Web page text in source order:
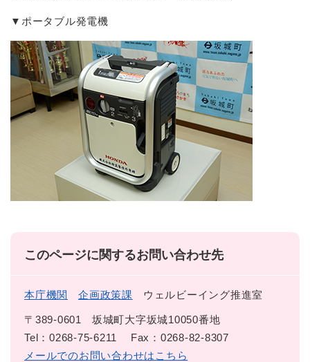
▼ポータブル発電機
このページに関するお問い合わせ先
本庁機関 企画政策課 ウェルビーイング推進室
〒389-0601
坂城町大字坂城10050番地
Tel：0268-75-6211
Fax：0268-82-8307
メールでのお問い合わせはこちら